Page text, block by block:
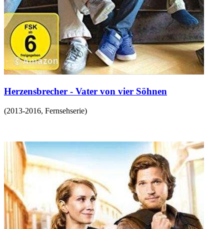
Herzensbrecher - Vater von vier Söhnen
(2013-2016, Fernsehserie)